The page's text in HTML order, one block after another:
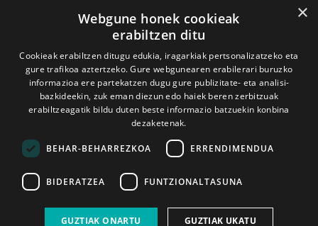
2026ko eka. 1a 2026ko mar. 1a
×
Webgune honek cookieak
erabiltzen ditu
Cookieak erabiltzen ditugu edukia, iragarkiak pertsonalizatzeko eta
gure trafikoa aztertzeko. Gure webgunearen erabilerari buruzko
informazioa ere partekatzen dugu gure publizitate- eta analisi-
bazkideekin, zuk eman diezun edo haiek beren zerbitzuak
erabiltzeagatik bildu duten beste informazio batzuekin konbina
dezaketenak.
BEHAR-BEHARREZKOA ERRENDIMENDUA
BIDERATZEA FUNTZIONALTASUNA
GUZTIAK ONARTU GUZTIAK UKATU